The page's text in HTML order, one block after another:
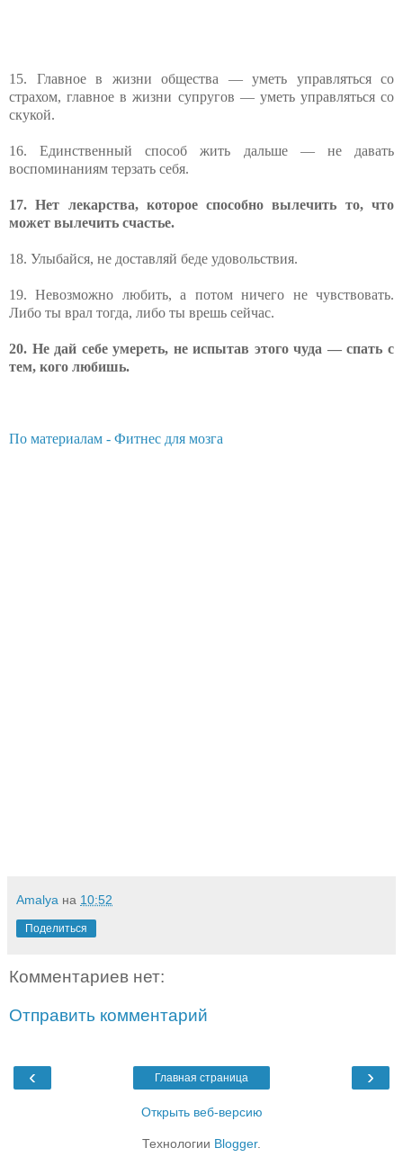
15. Главное в жизни общества — уметь управляться со
страхом, главное в жизни супругов — уметь управляться со
скукой.
16. Единственный способ жить дальше — не давать
воспоминаниям терзать себя.
17. Нет лекарства, которое способно вылечить то, что
может вылечить счастье.
18. Улыбайся, не доставляй беде удовольствия.
19. Невозможно любить, а потом ничего не чувствовать.
Либо ты врал тогда, либо ты врешь сейчас.
20. Не дай себе умереть, не испытав этого чуда — спать с
тем, кого любишь.
По материалам - Фитнес для мозга
Amalya на 10:52
Поделиться
Комментариев нет:
Отправить комментарий
‹ ›
Главная страница
Открыть веб-версию
Технологии Blogger.